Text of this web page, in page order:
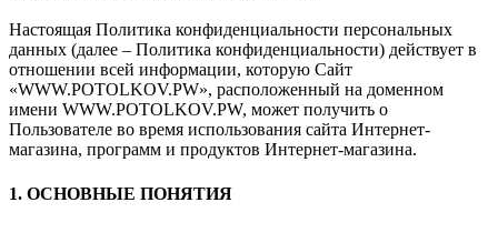
Настоящая Политика конфиденциальности персональных
данных (далее – Политика конфиденциальности) действует в
отношении всей информации, которую Сайт
«WWW.POTOLKOV.PW», расположенный на доменном
имени WWW.POTOLKOV.PW, может получить о
Пользователе во время использования сайта Интернет-
магазина, программ и продуктов Интернет-магазина.
1. ОСНОВНЫЕ ПОНЯТИЯ